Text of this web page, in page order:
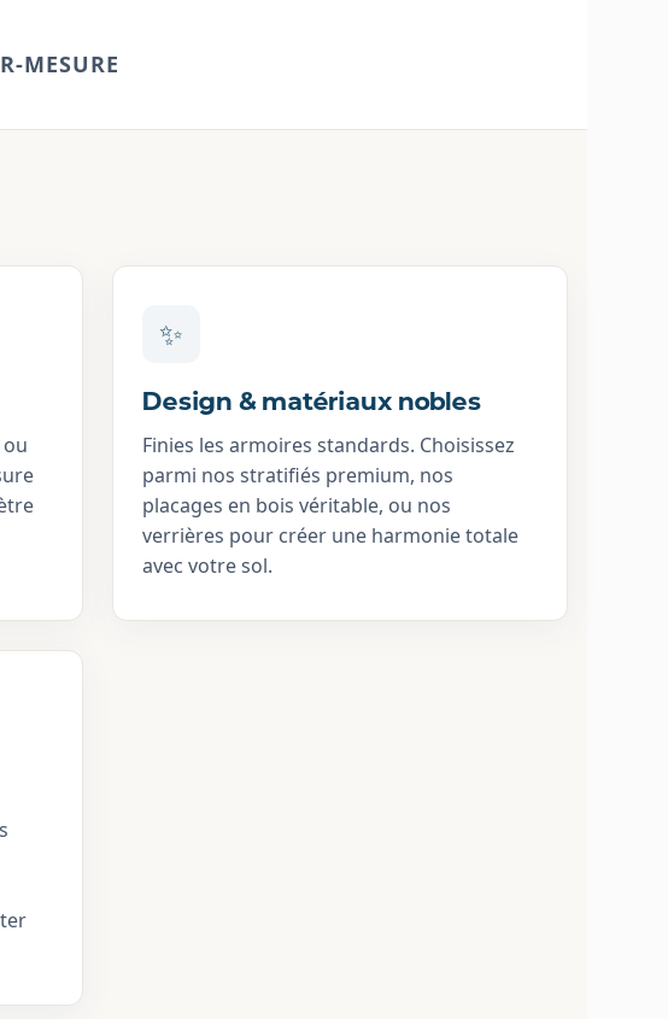
MESURE
✨
Design & matériaux nobles
Finies les armoires standards. Choisissez
parmi nos stratifiés premium, nos
placages en bois véritable, ou nos
verrières pour créer une harmonie totale
avec votre sol.